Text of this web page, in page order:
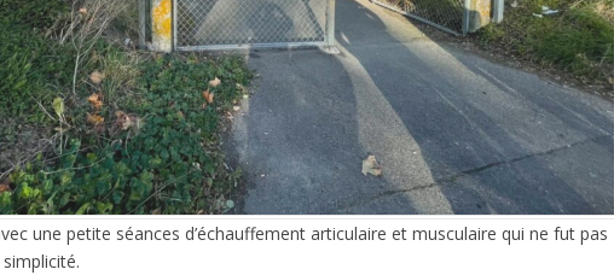
une petite séances d’échauffement articulaire et musculaire qui ne fut pas